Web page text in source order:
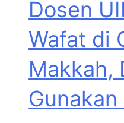
Dosen
Wafat di
Makkah,